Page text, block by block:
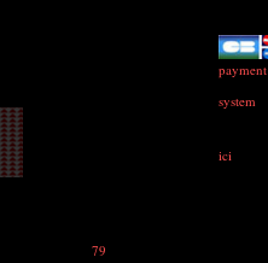
payment
system
ici
79